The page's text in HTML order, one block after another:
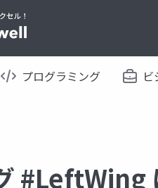
プログラミング
#LeftWing